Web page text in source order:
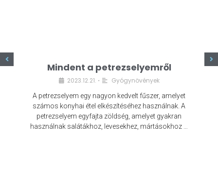
Mindent a petrezselyemről
2023.12.21. • Gyógynövények
A petrezselyem egy nagyon kedvelt fűszer, amelyet
számos konyhai étel elkészítéséhez használnak. A
petrezselyem egyfajta zöldség, amelyet gyakran
használnak salátákhoz, levesekhez, mártásokhoz …